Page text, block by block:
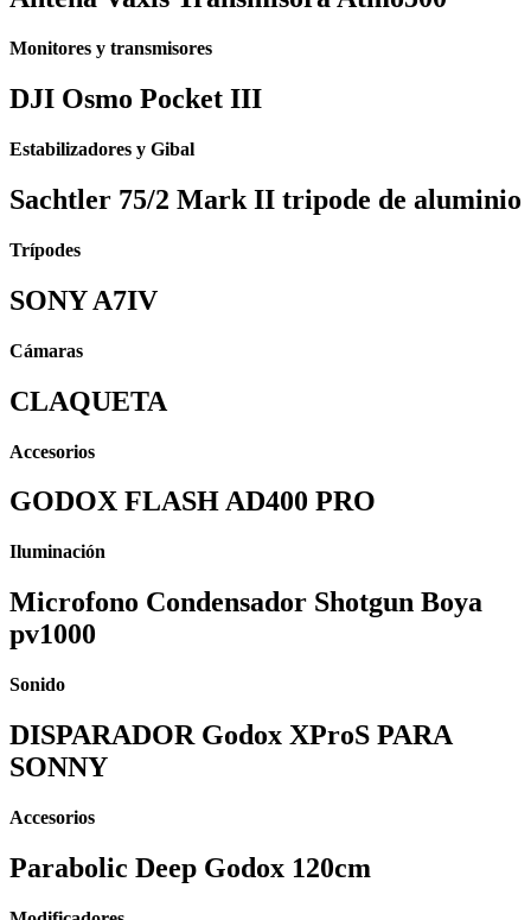
Monitores y transmisores
DJI Osmo Pocket III
Estabilizadores y Gibal
Sachtler 75/2 Mark II tripode de aluminio
Trípodes
SONY A7IV
Cámaras
CLAQUETA
Accesorios
GODOX FLASH AD400 PRO
Iluminación
Microfono Condensador Shotgun Boya
pv1000
Sonido
DISPARADOR Godox XProS PARA
SONNY
Accesorios
Parabolic Deep Godox 120cm